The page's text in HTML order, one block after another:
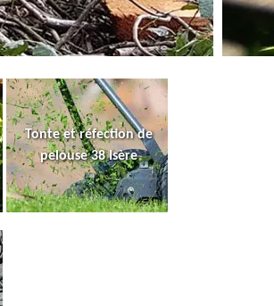
Tonte et réfection de
pelouse 38 Isère